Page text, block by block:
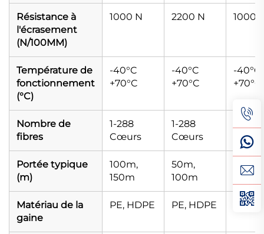
Résistance à
l'écrasement
(N/100MM)
1000 N 2200 N 1000
Température de
fonctionnement
(°C)
-40°C
+70°C
-40°C
+70°C
-40°C
+70°C
Nombre de
fibres
1-288
Cœurs
1-288
Cœurs
1-144
Portée typique
(m)
100m,
150m
50m,
100m
80m
Matériau de la
gaine
PE, HDPE PE, HDPE PE